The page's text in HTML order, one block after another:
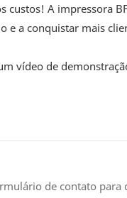
custos! A impressora
e a conquistar mais
vídeo de
de contato